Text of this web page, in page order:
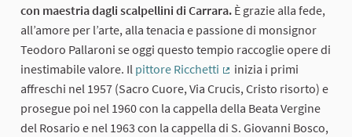
con maestria dagli scalpellini di Carrara. È grazie alla fede,
all’amore per l’arte, alla tenacia e passione di monsignor
Teodoro Pallaroni se oggi questo tempio raccoglie opere di
inestimabile valore. Il pittore Ricchetti
(Collegamento esterno)
inizia i primi
affreschi nel 1957 (Sacro Cuore, Via Crucis, Cristo risorto) e
prosegue poi nel 1960 con la cappella della Beata Vergine
del Rosario e nel 1963 con la cappella di S. Giovanni Bosco,